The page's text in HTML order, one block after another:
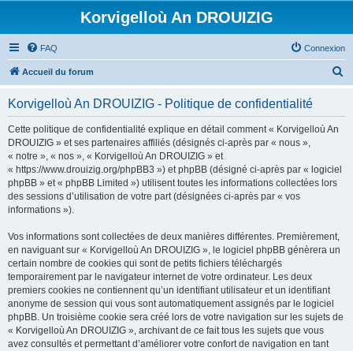
Korvigelloù An DROUIZIG
FAQ Connexion
Accueil du forum
Korvigelloù An DROUIZIG - Politique de confidentialité
Cette politique de confidentialité explique en détail comment « Korvigelloù An
DROUIZIG » et ses partenaires affiliés (désignés ci-après par « nous »,
« notre », « nos », « Korvigelloù An DROUIZIG » et
« https://www.drouizig.org/phpBB3 ») et phpBB (désigné ci-après par « logiciel
phpBB » et « phpBB Limited ») utilisent toutes les informations collectées lors
des sessions d’utilisation de votre part (désignées ci-après par « vos
informations »).
Vos informations sont collectées de deux manières différentes. Premièrement,
en naviguant sur « Korvigelloù An DROUIZIG », le logiciel phpBB génèrera un
certain nombre de cookies qui sont de petits fichiers téléchargés
temporairement par le navigateur internet de votre ordinateur. Les deux
premiers cookies ne contiennent qu’un identifiant utilisateur et un identifiant
anonyme de session qui vous sont automatiquement assignés par le logiciel
phpBB. Un troisième cookie sera créé lors de votre navigation sur les sujets de
« Korvigelloù An DROUIZIG », archivant de ce fait tous les sujets que vous
avez consultés et permettant d’améliorer votre confort de navigation en tant